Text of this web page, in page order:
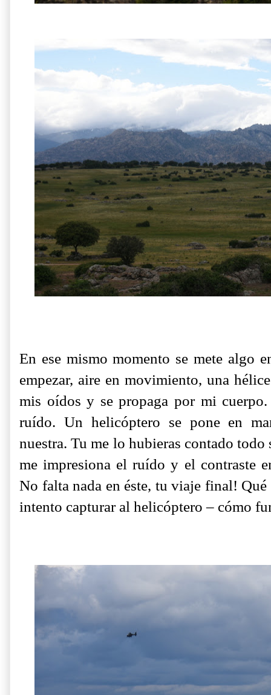
En ese mismo momento se mete algo
empezar, aire en movimiento, una
mis oídos y se propaga por mi
ruído. Un helicóptero se pone en
nuestra. Tu me lo hubieras contado
me impresiona el ruído y el contraste
No falta nada en éste, tu viaje final!
intento capturar al helicóptero – cómo